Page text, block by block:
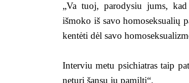
„Va tuoj, parodysiu jums,
išmoko iš savo homoseksualių
kentėti dėl savo
Interviu metu psichiatras taip
neturi šansų jų pamilti“.